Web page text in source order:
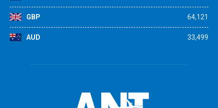
GBP 64,121
AUD 33,499